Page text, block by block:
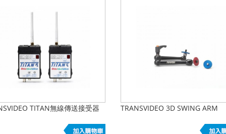
TITAN無線傳送接受器 TRANSVIDEO 3D SWING ARM